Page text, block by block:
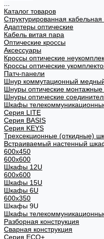
Каталог товаров
Структурированная кабельная
Адаптеры оптические
Кабель витая пара
Оптические кроссы
Аксессуары
Кроссы оптические
Кроссы оптические
Патч-панели
Шнур коммутационный
Шнуры оптические монтажные
Шнуры оптические
Шкафы
Cерия LITE
Cерия BASIS
Cерия KEYS
Трехсекционные (откидные)
Встраиваемый настенный
600x450
600x600
Шкафы 12U
600x600
Шкафы 15U
Шкафы 6U
600x350
Шкафы 9U
Шкафы
Разборная конструкция
Сварная конструкция
Серия ECO+